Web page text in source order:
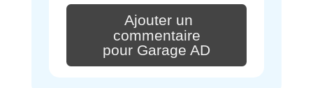
Ajouter un
commentaire
pour Garage AD